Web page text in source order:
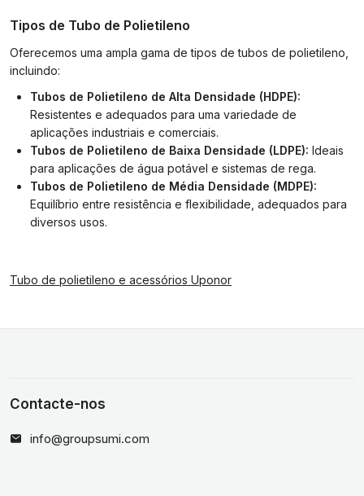
Tipos de Tubo de Polietileno
Oferecemos uma ampla gama de tipos de tubos de polietileno,
incluindo:
Tubos de Polietileno de Alta Densidade (HDPE):
Resistentes e adequados para uma variedade de
aplicações industriais e comerciais.
Tubos de Polietileno de Baixa Densidade (LDPE): Ideais
para aplicações de água potável e sistemas de rega.
Tubos de Polietileno de Média Densidade (MDPE):
Equilíbrio entre resistência e flexibilidade, adequados para
diversos usos.
Tubo de polietileno e acessórios Uponor
Contacte-nos
info@groupsumi.com